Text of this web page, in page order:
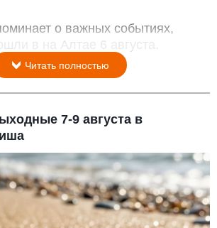
о важных событиях,
в на Алтае 6 августа.
Читать полностью
7-9 августа в